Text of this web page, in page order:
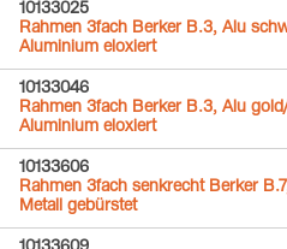
10133025
Rahmen 3fach Berker B.3, Alu
Aluminium eloxiert
10133046
Rahmen 3fach Berker B.3, Alu
Aluminium eloxiert
10133606
Rahmen 3fach senkrecht Berker
Metall gebürstet